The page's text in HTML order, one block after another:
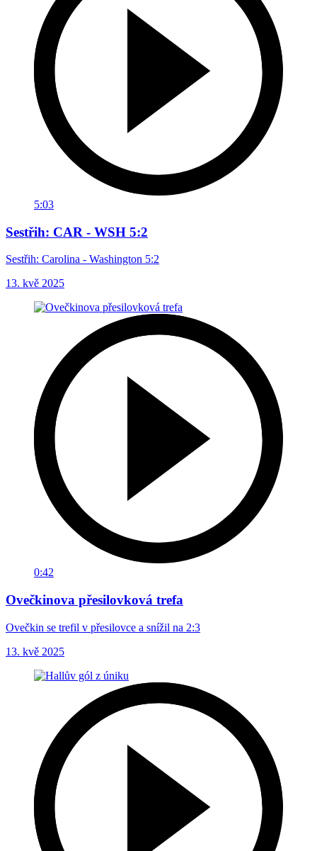
5:03
Sestřih: CAR - WSH 5:2
Sestřih: Carolina - Washington 5:2
13. kvě 2025
0:42
Ovečkinova přesilovková trefa
Ovečkin se trefil v přesilovce a snížil na 2:3
13. kvě 2025